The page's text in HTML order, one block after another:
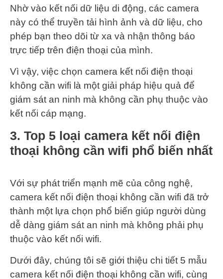
Nhờ vào kết nối dữ liệu di động, các camera
này có thể truyền tải hình ảnh và dữ liệu, cho
phép bạn theo dõi từ xa và nhận thông báo
trực tiếp trên điện thoại của mình.
Vì vậy, việc chọn camera kết nối điện thoại
không cần wifi là một giải pháp hiệu quả để
giám sát an ninh mà không cần phụ thuộc vào
kết nối cáp mạng.
3. Top 5 loại camera kết nối điện
thoại không cần wifi phổ biến nhất
Với sự phát triển mạnh mẽ của công nghệ,
camera kết nối điện thoại không cần wifi đã trở
thành một lựa chọn phổ biến giúp người dùng
dễ dàng giám sát an ninh mà không phải phụ
thuộc vào kết nối wifi.
Dưới đây, chúng tôi sẽ giới thiệu chi tiết 5 mẫu
camera kết nối điện thoại không cần wifi, cùng